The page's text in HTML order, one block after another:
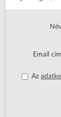
Email
Az